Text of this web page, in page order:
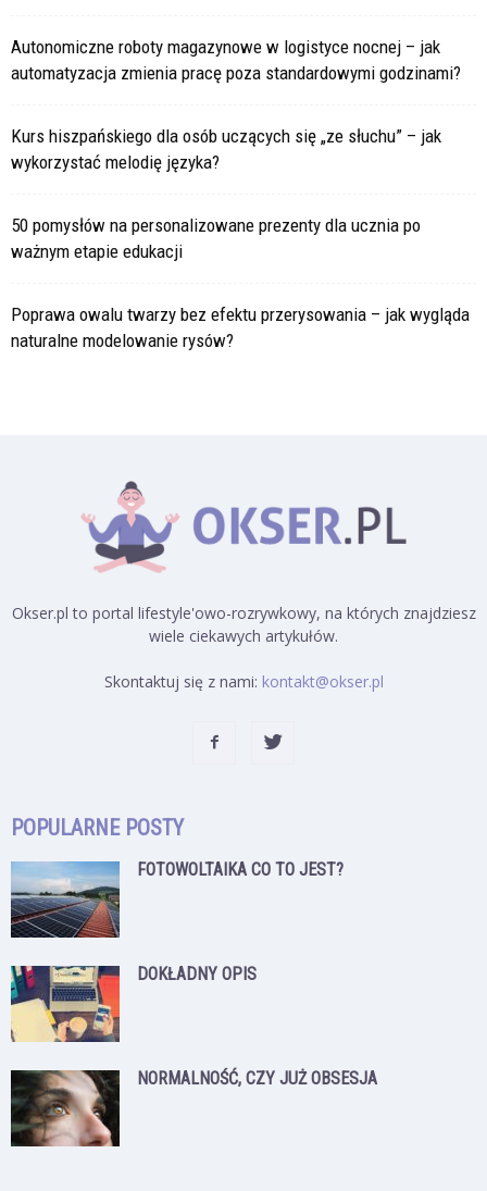
Autonomiczne roboty magazynowe w logistyce nocnej – jak
automatyzacja zmienia pracę poza standardowymi godzinami?
Kurs hiszpańskiego dla osób uczących się „ze słuchu” – jak
wykorzystać melodię języka?
50 pomysłów na personalizowane prezenty dla ucznia po
ważnym etapie edukacji
Poprawa owalu twarzy bez efektu przerysowania – jak wygląda
naturalne modelowanie rysów?
Okser.pl to portal lifestyle'owo-rozrywkowy, na których znajdziesz
wiele ciekawych artykułów.
Skontaktuj się z nami: kontakt@okser.pl
POPULARNE POSTY
FOTOWOLTAIKA CO TO JEST?
DOKŁADNY OPIS
NORMALNOŚĆ, CZY JUŻ OBSESJA